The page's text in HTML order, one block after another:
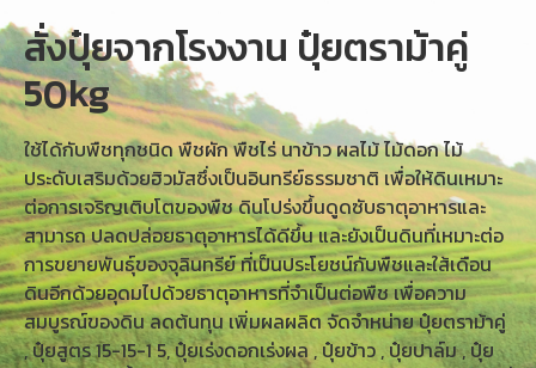
สั่งปุ๋ยจากโรงงาน ปุ๋ยตราม้าคู่
50kg
ใช้ได้กับพืชทุกชนิด พืชผัก พืชไร่ นาข้าว ผลไม้ ไม้ดอก ไม้
ประดับเสริมด้วยฮิวมัสซึ่งเป็นอินทรีย์ธรรมชาติ เพื่อให้ดินเหมาะ
ต่อการเจริญเติบโตของพืช ดินโปร่งขึ้นดูดซับธาตุอาหารและ
สามารถ ปลดปล่อยธาตุอาหารได้ดีขึ้น และยังเป็นดินที่เหมาะต่อ
การขยายพันธุ์ของจุลินทรีย์ ที่เป็นประโยชน์กับพืชและใส้เดือน
ดินอีกด้วยอุดมไปด้วยธาตุอาหารที่จำเป็นต่อพืช เพื่อความ
สมบูรณ์ของดิน ลดต้นทุน เพิ่มผลผลิต จัดจำหน่าย ปุ๋ยตราม้าคู่
, ปุ๋ยสูตร 15-15-1 5, ปุ๋ยเร่งดอกเร่งผล , ปุ๋ยข้าว , ปุ๋ยปาล์ม , ปุ๋ย